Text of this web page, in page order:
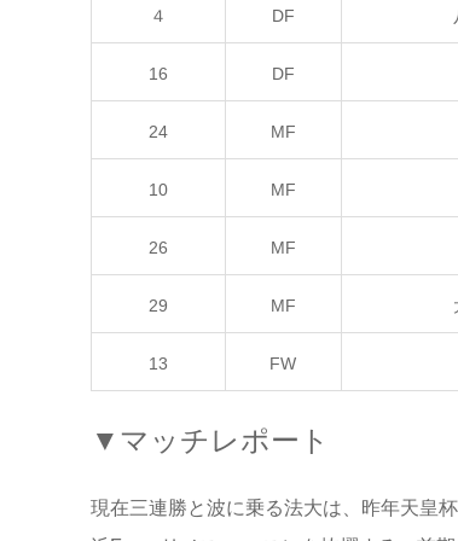
４ DF
16 DF
24 MF
10 MF
26 MF
29 MF
13 FW
▼マッチレポート
現在三連勝と波に乗る法大は、昨年天皇